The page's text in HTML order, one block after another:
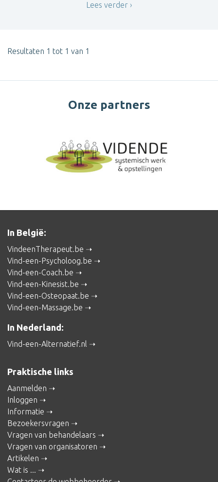
Lees verder
Resultaten 1 tot 1 van 1
Onze partners
In België:
VindeenTherapeut.be
Vind-een-Psycholoog.be
Vind-een-Coach.be
Vind-een-Kinesist.be
Vind-een-Osteopaat.be
Vind-een-Massage.be
In Nederland:
Vind-een-Alternatief.nl
Praktische links
Aanmelden
Inloggen
Informatie
Bezoekersvragen
Vragen van behandelaars
Vragen van organisatoren
Artikelen
Wat is ...